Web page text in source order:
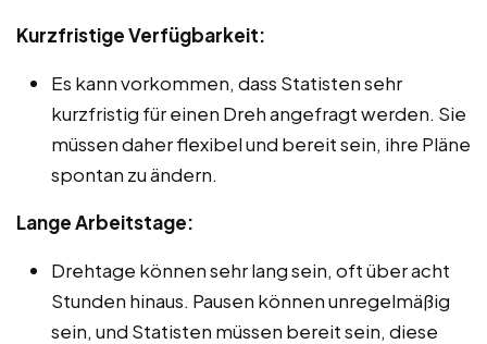
Kurzfristige Verfügbarkeit:
Es kann vorkommen, dass Statisten sehr
kurzfristig für einen Dreh angefragt werden. Sie
müssen daher flexibel und bereit sein, ihre Pläne
spontan zu ändern.
Lange Arbeitstage:
Drehtage können sehr lang sein, oft über acht
Stunden hinaus. Pausen können unregelmäßig
sein, und Statisten müssen bereit sein, diese